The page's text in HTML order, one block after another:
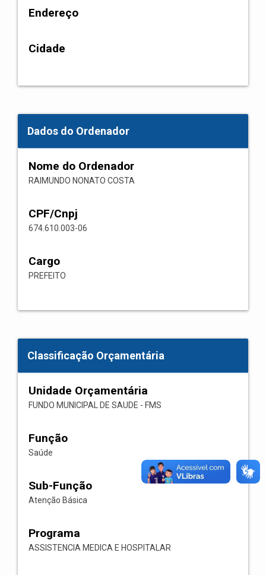
Endereço
Cidade
Dados do Ordenador
Nome do Ordenador
RAIMUNDO NONATO COSTA
CPF/Cnpj
674.610.003-06
Cargo
PREFEITO
Classificação Orçamentária
Unidade Orçamentária
FUNDO MUNICIPAL DE SAUDE - FMS
Função
Saúde
Sub-Função
Atenção Básica
Programa
ASSISTENCIA MEDICA E HOSPITALAR